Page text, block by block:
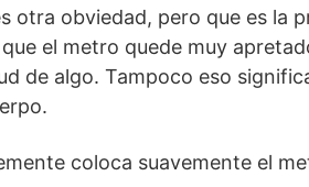
otra obviedad, pero que es la
el metro quede muy
de algo. Tampoco eso
coloca suavemente el